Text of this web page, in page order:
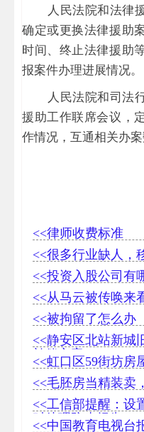
人民法院和法律
确定或更换法律援助
时间、终止法律援助
报案件办理进展情况。
人民法院和司法
援助工作联席会议，
作情况，互通相关办案
<<律师收费标准
<<很多行业缺人，
<<投资入股公司有
<<从马云被传唤来
<<被拘留了怎么办
<<静安区北站新城
补偿方案
<<虹口区59街坊房
<<毛胚房当精装卖
<<工信部提醒：设
时处理防止损失
<<中国教育电视台